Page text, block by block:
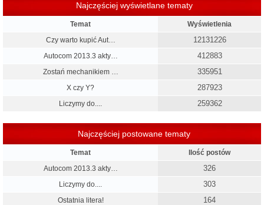
Najczęściej wyświetlane tematy
Temat
Wyświetlenia
Czy warto kupić Aut…
12131226
Autocom 2013.3 akty… 412883
Zostań mechanikiem … 335951
X czy Y? 287923
Liczymy do.... 259362
Najczęściej postowane tematy
Temat
Ilość postów
Autocom 2013.3 akty…
326
Liczymy do.... 303
Ostatnia litera! 164